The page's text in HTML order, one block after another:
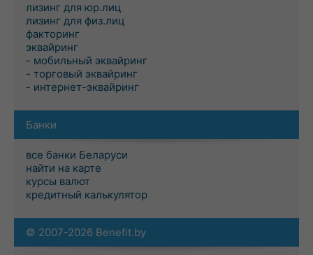
лизинг для юр.лиц
лизинг для физ.лиц
факторинг
эквайринг
- мобильный эквайринг
- торговый эквайринг
- интернет-эквайринг
Банки
все банки Беларуси
найти на карте
курсы валют
кредитный калькулятор
© 2007-2026 Benefit.by